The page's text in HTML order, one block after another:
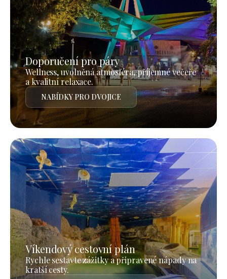
Doporučení pro páry
Wellness, uvolněná atmosféra, příjemné večeře
a kvalitní relaxace.
NABÍDKY PRO DVOJICE
Víkendový cestovní plán
Rychle sestavte zážitky a připravené nápady na
kratší cesty.